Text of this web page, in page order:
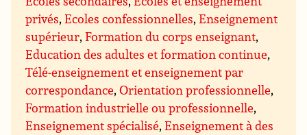
privés,Ecoles confessionnelles,Enseignement
supérieur,Formation du corps enseignant,
Education des adultes et formation continue,
Télé-enseignement et enseignement par
correspondance,Orientation professionnelle,
Formation industrielle ou professionnelle,
Enseignement spécialisé,Enseignement à des